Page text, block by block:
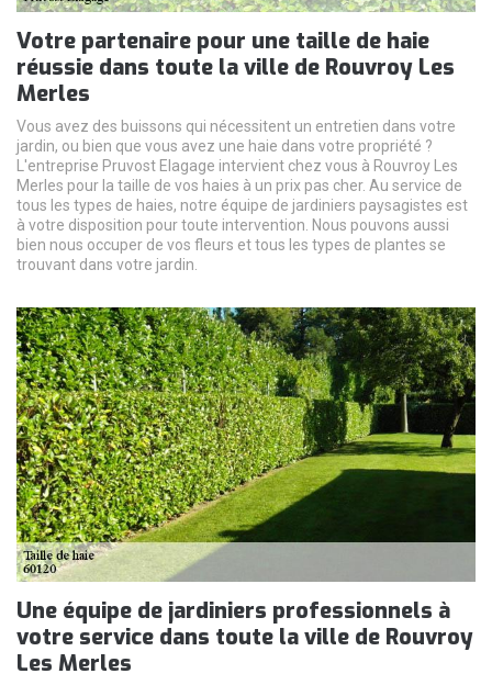
Votre partenaire pour une taille de haie
réussie dans toute la ville de Rouvroy Les
Merles
Vous avez des buissons qui nécessitent un entretien dans votre
jardin, ou bien que vous avez une haie dans votre propriété ?
L'entreprise Pruvost Elagage intervient chez vous à Rouvroy Les
Merles pour la taille de vos haies à un prix pas cher. Au service de
tous les types de haies, notre équipe de jardiniers paysagistes est
à votre disposition pour toute intervention. Nous pouvons aussi
bien nous occuper de vos fleurs et tous les types de plantes se
trouvant dans votre jardin.
Une équipe de jardiniers professionnels à
votre service dans toute la ville de Rouvroy
Les Merles